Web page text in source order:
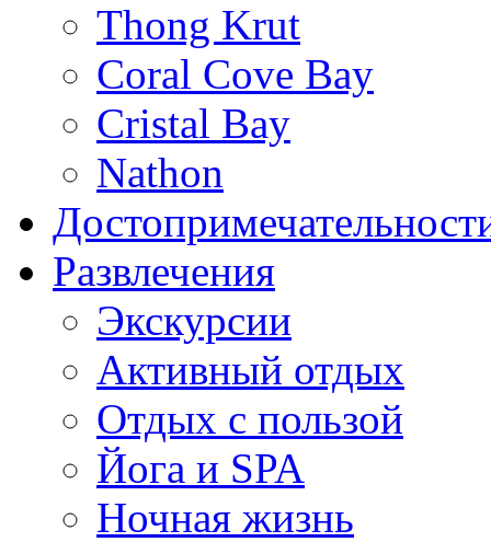
Thong Krut
Coral Cove Bay
Cristal Bay
Nathon
Развлечения
Экскурсии
Активный отдых
Отдых с пользой
Йога и SPA
Ночная жизнь